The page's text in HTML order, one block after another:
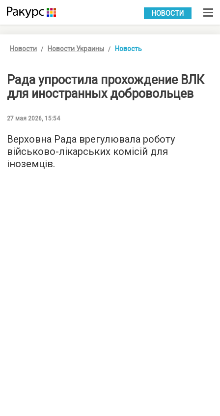
УКР РУС
НОВОСТИ
Новости Новости Украины Новость
Рада упростила прохождение ВЛК
для иностранных добровольцев
27 мая 2026, 15:54
Верховна Рада врегулювала роботу
військово-лікарських комісій для
іноземців.